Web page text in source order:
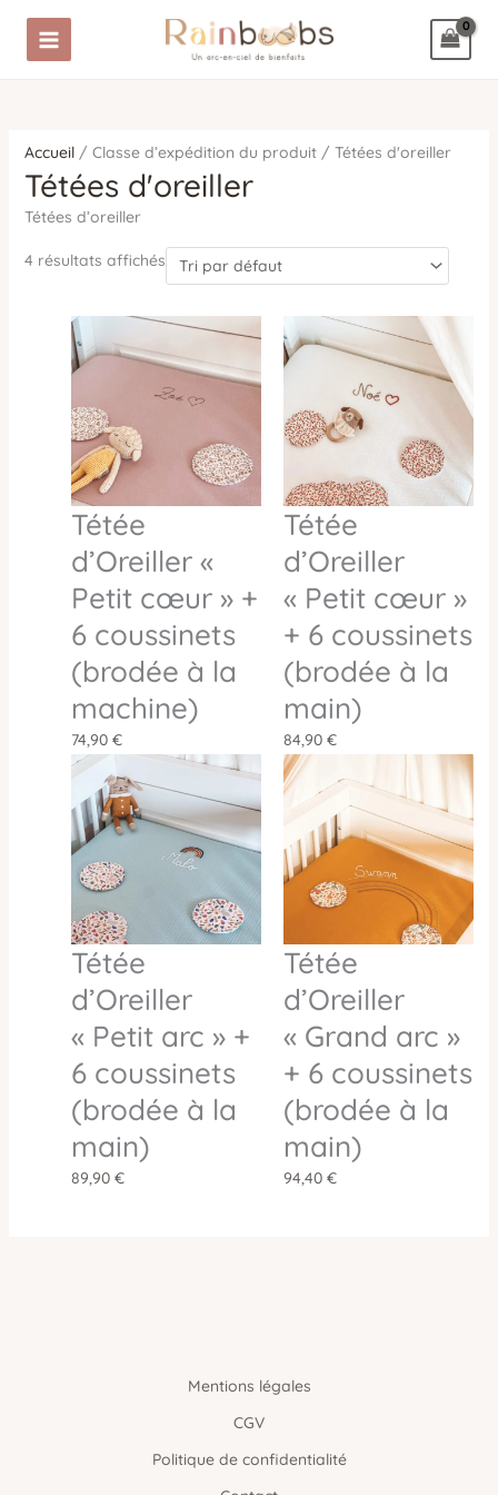
contenu
Accueil/ Classe d’expédition du produit / Tétées d'oreiller
Tétées d'oreiller
Tétées d’oreiller
4 résultats affichés
Tétée
d’Oreiller «
Petit cœur » +
6 coussinets
(brodée à la
machine)
74,90 €
Tétée
d’Oreiller
« Petit cœur »
+ 6 coussinets
(brodée à la
main)
84,90 €
Tétée
d’Oreiller
« Petit arc » +
6 coussinets
(brodée à la
main)
89,90 €
Tétée
d’Oreiller
« Grand arc »
+ 6 coussinets
(brodée à la
main)
94,40 €
Mentions légales
CGV
Politique de confidentialité